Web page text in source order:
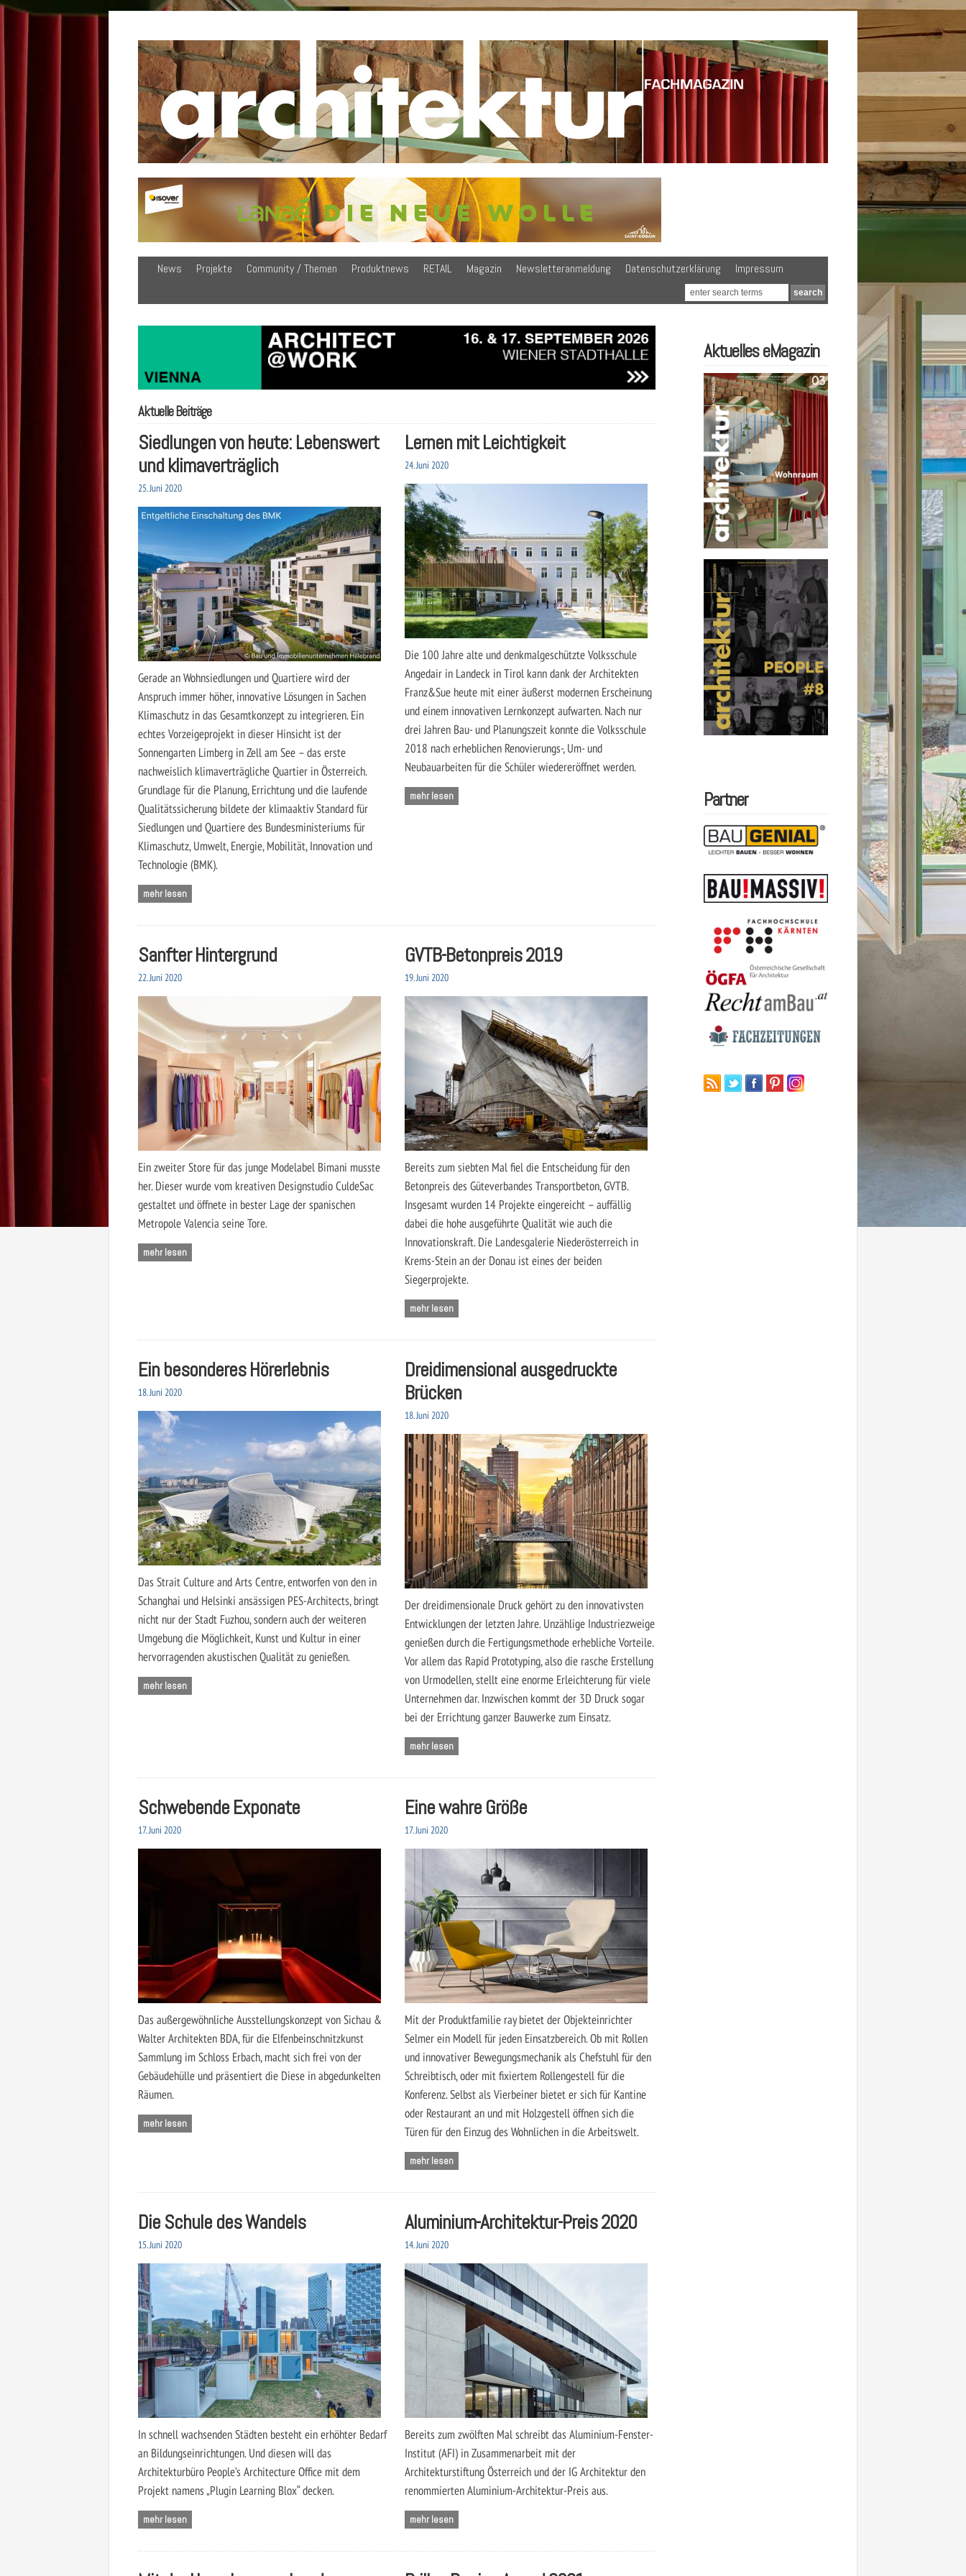
News Projekte Community / Themen Produktnews RETAIL Magazin Newsletteranmeldung Datenschutzerklärung Impressum
Aktuelle Beiträge
Siedlungen von heute: Lebenswert
und klimaverträglich
25. Juni 2020
Gerade an Wohnsiedlungen und Quartiere wird der
Anspruch immer höher, innovative Lösungen in Sachen
Klimaschutz in das Gesamtkonzept zu integrieren. Ein
echtes Vorzeigeprojekt in dieser Hinsicht ist der
Sonnengarten Limberg in Zell am See – das erste
nachweislich klimaverträgliche Quartier in Österreich.
Grundlage für die Planung, Errichtung und die laufende
Qualitätssicherung bildete der klimaaktiv Standard für
Siedlungen und Quartiere des Bundesministeriums für
Klimaschutz, Umwelt, Energie, Mobilität, Innovation und
Technologie (BMK).
mehr lesen
Lernen mit Leichtigkeit
24. Juni 2020
Die 100 Jahre alte und denkmalgeschützte Volksschule
Angedair in Landeck in Tirol kann dank der Architekten
Franz&Sue heute mit einer äußerst modernen Erscheinung
und einem innovativen Lernkonzept aufwarten. Nach nur
drei Jahren Bau- und Planungszeit konnte die Volksschule
2018 nach erheblichen Renovierungs-, Um- und
Neubauarbeiten für die Schüler wiedereröffnet werden.
mehr lesen
Sanfter Hintergrund
22. Juni 2020
Ein zweiter Store für das junge Modelabel Bimani musste
her. Dieser wurde vom kreativen Designstudio CuldeSac
gestaltet und öffnete in bester Lage der spanischen
Metropole Valencia seine Tore.
mehr lesen
GVTB-Betonpreis 2019
19. Juni 2020
Bereits zum siebten Mal fiel die Entscheidung für den
Betonpreis des Güteverbandes Transportbeton, GVTB.
Insgesamt wurden 14 Projekte eingereicht – auffällig
dabei die hohe ausgeführte Qualität wie auch die
Innovationskraft. Die Landesgalerie Niederösterreich in
Krems-Stein an der Donau ist eines der beiden
Siegerprojekte.
mehr lesen
Ein besonderes Hörerlebnis
18. Juni 2020
Das Strait Culture and Arts Centre, entworfen von den in
Schanghai und Helsinki ansässigen PES-Architects, bringt
nicht nur der Stadt Fuzhou, sondern auch der weiteren
Umgebung die Möglichkeit, Kunst und Kultur in einer
hervorragenden akustischen Qualität zu genießen.
mehr lesen
Dreidimensional ausgedruckte
Brücken
18. Juni 2020
Der dreidimensionale Druck gehört zu den innovativsten
Entwicklungen der letzten Jahre. Unzählige Industriezweige
genießen durch die Fertigungsmethode erhebliche Vorteile.
Vor allem das Rapid Prototyping, also die rasche Erstellung
von Urmodellen, stellt eine enorme Erleichterung für viele
Unternehmen dar. Inzwischen kommt der 3D Druck sogar
bei der Errichtung ganzer Bauwerke zum Einsatz.
mehr lesen
Schwebende Exponate
17. Juni 2020
Das außergewöhnliche Ausstellungskonzept von Sichau &
Walter Architekten BDA, für die Elfenbeinschnitzkunst
Sammlung im Schloss Erbach, macht sich frei von der
Gebäudehülle und präsentiert die Diese in abgedunkelten
Räumen.
mehr lesen
Eine wahre Größe
17. Juni 2020
Mit der Produktfamilie ray bietet der Objekteinrichter
Selmer ein Modell für jeden Einsatzbereich. Ob mit Rollen
und innovativer Bewegungsmechanik als Chefstuhl für den
Schreibtisch, oder mit fixiertem Rollengestell für die
Konferenz. Selbst als Vierbeiner bietet er sich für Kantine
oder Restaurant an und mit Holzgestell öffnen sich die
Türen für den Einzug des Wohnlichen in die Arbeitswelt.
mehr lesen
Die Schule des Wandels
15. Juni 2020
In schnell wachsenden Städten besteht ein erhöhter Bedarf
an Bildungseinrichtungen. Und diesen will das
Architekturbüro People’s Architecture Office mit dem
Projekt namens „Plugin Learning Blox“ decken.
mehr lesen
Aluminium-Architektur-Preis 2020
14. Juni 2020
Bereits zum zwölften Mal schreibt das Aluminium-Fenster-
Institut (AFI) in Zusammenarbeit mit der
Architekturstiftung Österreich und der IG Architektur den
renommierten Aluminium-Architektur-Preis aus.
mehr lesen
Aktuelles eMagazin
Partner